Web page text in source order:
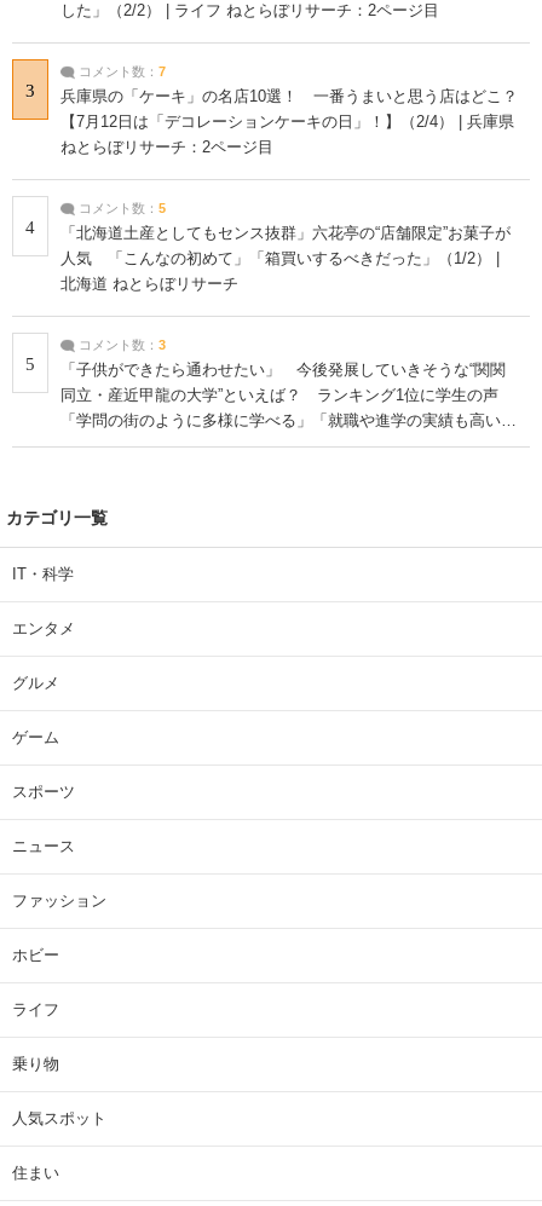
した」（2/2） | ライフ ねとらぼリサーチ：2ページ目
3
コメント数： 7
兵庫県の「ケーキ」の名店10選！ 一番うまいと思う店はどこ？
【7月12日は「デコレーションケーキの日」！】（2/4） | 兵庫県
ねとらぼリサーチ：2ページ目
4
コメント数： 5
「北海道土産としてもセンス抜群」六花亭の“店舗限定”お菓子が
人気 「こんなの初めて」「箱買いするべきだった」（1/2） |
北海道 ねとらぼリサーチ
5
コメント数： 3
「子供ができたら通わせたい」 今後発展していきそうな“関関
同立・産近甲龍の大学”といえば？ ランキング1位に学生の声
「学問の街のように多様に学べる」「就職や進学の実績も高い」
| 大学 ねとらぼリサーチ
カテゴリ一覧
IT・科学
エンタメ
グルメ
ゲーム
スポーツ
ニュース
ファッション
ホビー
ライフ
乗り物
人気スポット
住まい